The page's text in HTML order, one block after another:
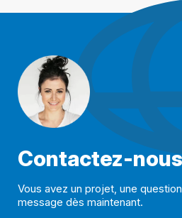
Contactez-nous
Vous avez un projet, une
message dès maintenant.